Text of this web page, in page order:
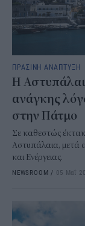
ΠΡΑΣΙΝΗ ΑΝΑΠΤΥΞΗ
H
ανάγκης
στην Πάτμο
Σε καθεστώς
Αστυπάλαια, μετά
και Ενέργειας.
NEWSROOM / 05 Μαΐ